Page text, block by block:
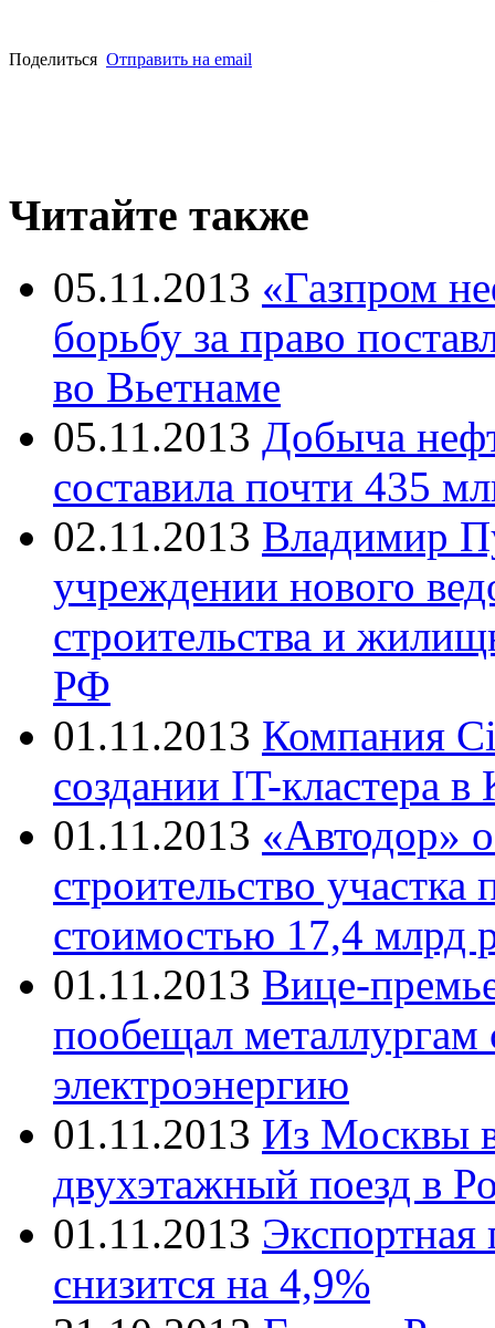
Поделиться Отправить на email
Читайте также
05.11.2013 «Газпром
борьбу за право
во Вьетнаме
05.11.2013 Добыча
составила почти 435
02.11.2013 Владимир
учреждении нового
строительства и
РФ
01.11.2013 Компания
создании IT-кластера в
01.11.2013 «Автодор»
строительство
стоимостью 17,4 млрд
01.11.2013 Вице-
пообещал
электроэнергию
01.11.2013 Из Москвы
двухэтажный поезд в
01.11.2013
снизится на 4,9%